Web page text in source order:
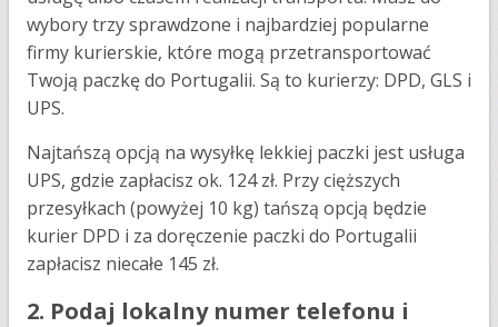
wybory trzy sprawdzone i najbardziej popularne
firmy kurierskie, które mogą przetransportować
Twoją paczkę do Portugalii. Są to kurierzy: DPD, GLS i
UPS.
Najtańszą opcją na wysyłkę lekkiej paczki jest usługa
UPS, gdzie zapłacisz ok. 124 zł. Przy cięższych
przesyłkach (powyżej 10 kg) tańszą opcją będzie
kurier DPD i za doręczenie paczki do Portugalii
zapłacisz niecałe 145 zł.
2. Podaj lokalny numer telefonu i